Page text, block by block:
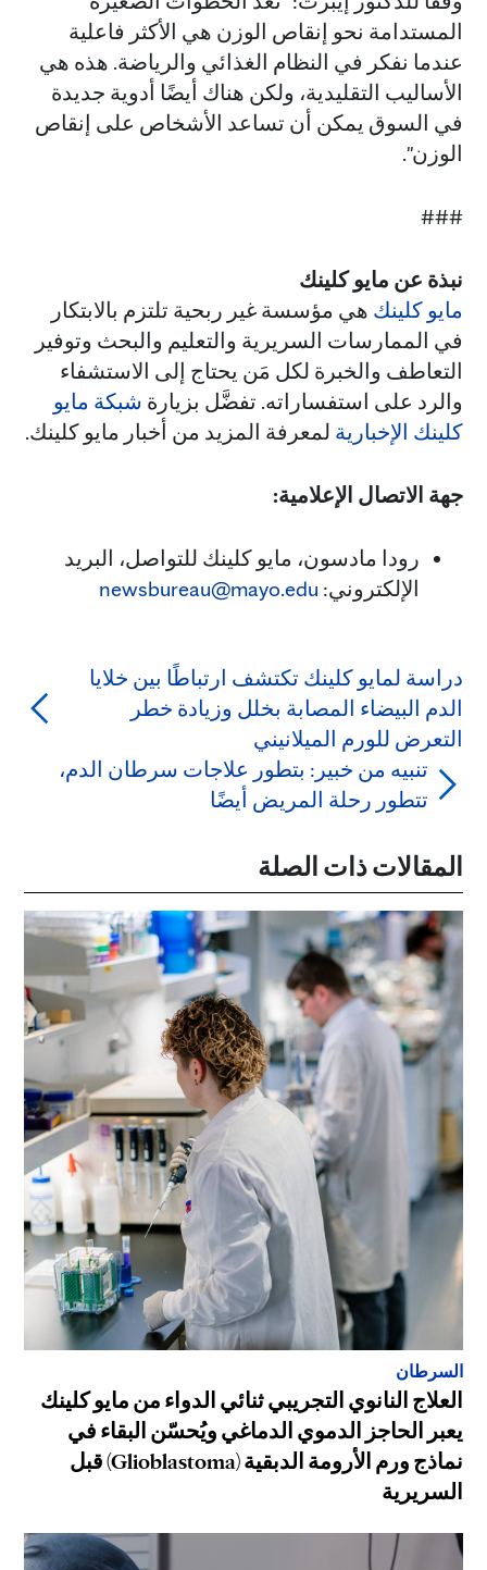
المستدامة نحو إنقاص الوزن هي الأكثر فاعلية
عندما نفكر في النظام الغذائي والرياضة. هذه هي
الأساليب التقليدية، ولكن هناك أيضًا أدوية جديدة
في السوق يمكن أن تساعد الأشخاص على إنقاص
الوزن".
###
نبذة عن مايو كلينك
مايو كلينك هي مؤسسة غير ربحية تلتزم بالابتكار
في الممارسات السريرية والتعليم والبحث وتوفير
التعاطف والخبرة لكل مَن يحتاج إلى الاستشفاء
والرد على استفساراته. تفضَّل بزيارة شبكة مايو
كلينك الإخبارية لمعرفة المزيد من أخبار مايو كلينك.
جهة الاتصال الإعلامية:
رودا مادسون، مايو كلينك للتواصل، البريد
الإلكتروني: newsbureau@mayo.edu
دراسة لمايو كلينك تكتشف ارتباطًا بين خلايا
الدم البيضاء المصابة بخلل وزيادة خطر
التعرض للورم الميلانيني
تنبيه من خبير: بتطور علاجات سرطان الدم،
تتطور رحلة المريض أيضًا
المقالات ذات الصلة
السرطان
العلاج النانوي التجريبي ثنائي الدواء من مايو كلينك
يعبر الحاجز الدموي الدماغي ويُحسّن البقاء في
نماذج ورم الأرومة الدبقية (Glioblastoma) قبل
السريرية